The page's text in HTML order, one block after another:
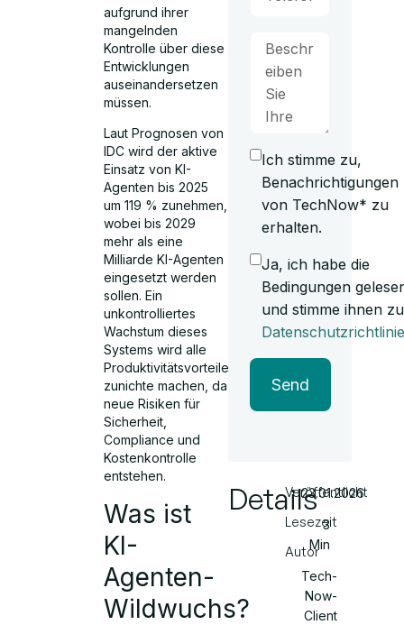
aufgrund ihrer
mangelnden
Kontrolle über diese
Entwicklungen
auseinandersetzen
müssen.
Laut Prognosen von
IDC wird der aktive
Einsatz von KI-
Agenten bis 2025
um 119 % zunehmen,
wobei bis 2029
mehr als eine
Milliarde KI-Agenten
eingesetzt werden
sollen. Ein
unkontrolliertes
Wachstum dieses
Systems wird alle
Produktivitätsvorteile
zunichte machen, da
neue Risiken für
Sicherheit,
Compliance und
Kostenkontrolle
entstehen.
Was ist
KI-
Agenten-
Wildwuchs?
Ich stimme zu,
Benachrichtigungen
von TechNow* zu
erhalten.
Ja, ich habe die
Bedingungen
und stimme ihnen
Datenschutzrichtlinie
Send
DetailsVeröffentlicht
Lesezeit
Autor
23.01.2026
3
Min
Tech-
Now-
Client